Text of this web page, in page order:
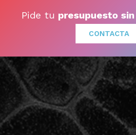
Pide tu presupuesto
CONTACTA